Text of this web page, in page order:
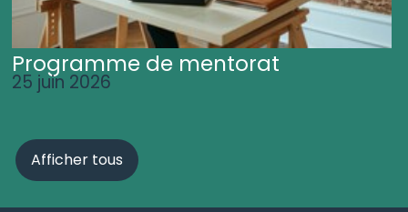
Programme de mentorat
25 juin 2026
Afficher tous